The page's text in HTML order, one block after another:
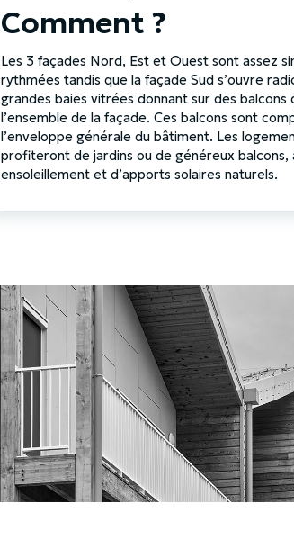
Comment ?
Les 3 façades Nord, Est et Ouest sont assez
rythmées tandis que la façade Sud s’ouvre
grandes baies vitrées donnant sur des balcons
l’ensemble de la façade. Ces balcons sont
l’enveloppe générale du bâtiment. Les
profiteront de jardins ou de généreux balcons,
ensoleillement et d’apports solaires naturels.